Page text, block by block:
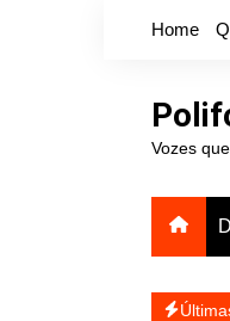
Home
Vozes
ea coragem de se